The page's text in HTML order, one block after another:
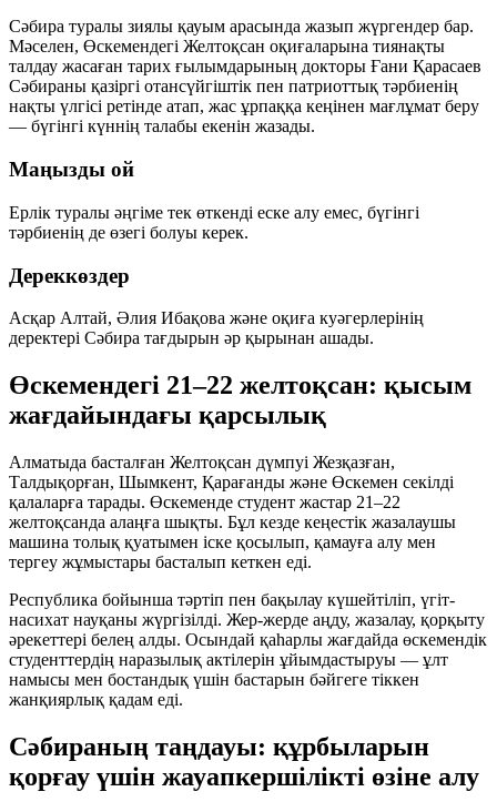
Сәбира туралы зиялы қауым арасында жазып жүргендер бар.
Мәселен, Өскемендегі Желтоқсан оқиғаларына тиянақты
талдау жасаған тарих ғылымдарының докторы Ғани Қарасаев
Сәбираны қазіргі отансүйгіштік пен патриоттық тәрбиенің
нақты үлгісі ретінде атап, жас ұрпаққа кеңінен мағлұмат беру
— бүгінгі күннің талабы екенін жазады.
Маңызды ой
Ерлік туралы әңгіме тек өткенді еске алу емес, бүгінгі
тәрбиенің де өзегі болуы керек.
Дереккөздер
Асқар Алтай, Әлия Ибақова және оқиға куәгерлерінің
деректері Сәбира тағдырын әр қырынан ашады.
Өскемендегі 21–22 желтоқсан: қысым
жағдайындағы қарсылық
Алматыда басталған Желтоқсан дүмпуі Жезқазған,
Талдықорған, Шымкент, Қарағанды және Өскемен секілді
қалаларға тарады. Өскеменде студент жастар 21–22
желтоқсанда алаңға шықты. Бұл кезде кеңестік жазалаушы
машина толық қуатымен іске қосылып, қамауға алу мен
тергеу жұмыстары басталып кеткен еді.
Республика бойынша тәртіп пен бақылау күшейтіліп, үгіт-
насихат науқаны жүргізілді. Жер-жерде аңду, жазалау, қорқыту
әрекеттері белең алды. Осындай қаһарлы жағдайда өскемендік
студенттердің наразылық актілерін ұйымдастыруы — ұлт
намысы мен бостандық үшін бастарын бәйгеге тіккен
жанқиярлық қадам еді.
Сәбираның таңдауы: құрбыларын
қорғау үшін жауапкершілікті өзіне алу